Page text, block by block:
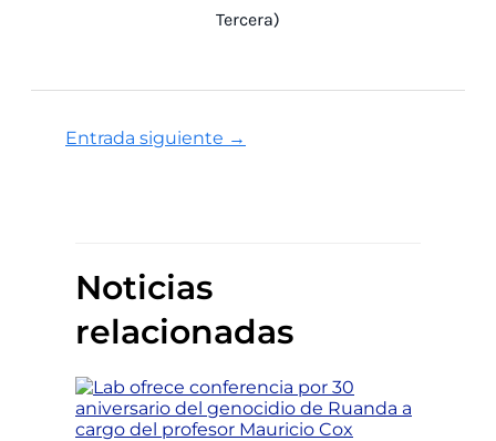
Tercera)
Entrada siguiente →
Noticias
relacionadas